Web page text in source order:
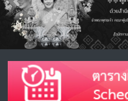
Previous